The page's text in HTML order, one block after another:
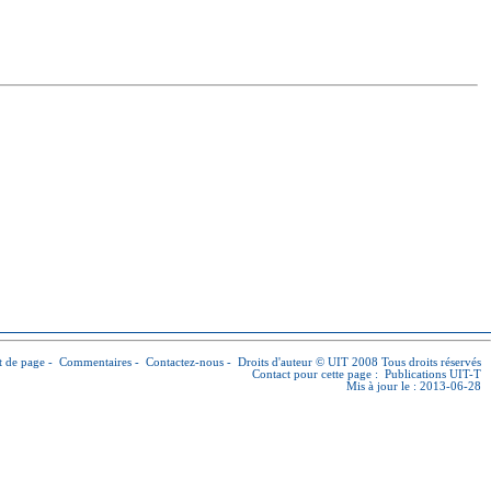
de page - Commentaires - Contactez-nous - Droits d'auteur © UIT 2008 Tous droits réservés
Contact pour cette page : Publications UIT-T
Mis à jour le : 2013-06-28